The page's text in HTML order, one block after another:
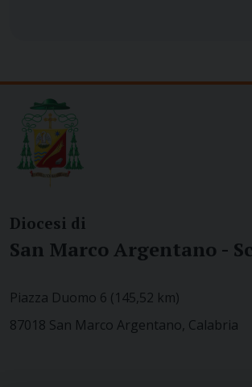
Diocesi di
San Marco Argentano -
Piazza Duomo 6 (145,52 km)
87018 San Marco Argentano, Calabria